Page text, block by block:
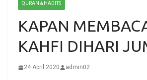
QURAN & HADITS
KAPAN
KAHFI DIHARI
24 April 2020 admin02